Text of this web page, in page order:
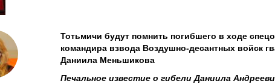
Тотьмичи будут помнить погибшего в ходе
командира взвода Воздушно-десантных войск
Даниила Меньшикова
Печальное известие о гибели Даниила